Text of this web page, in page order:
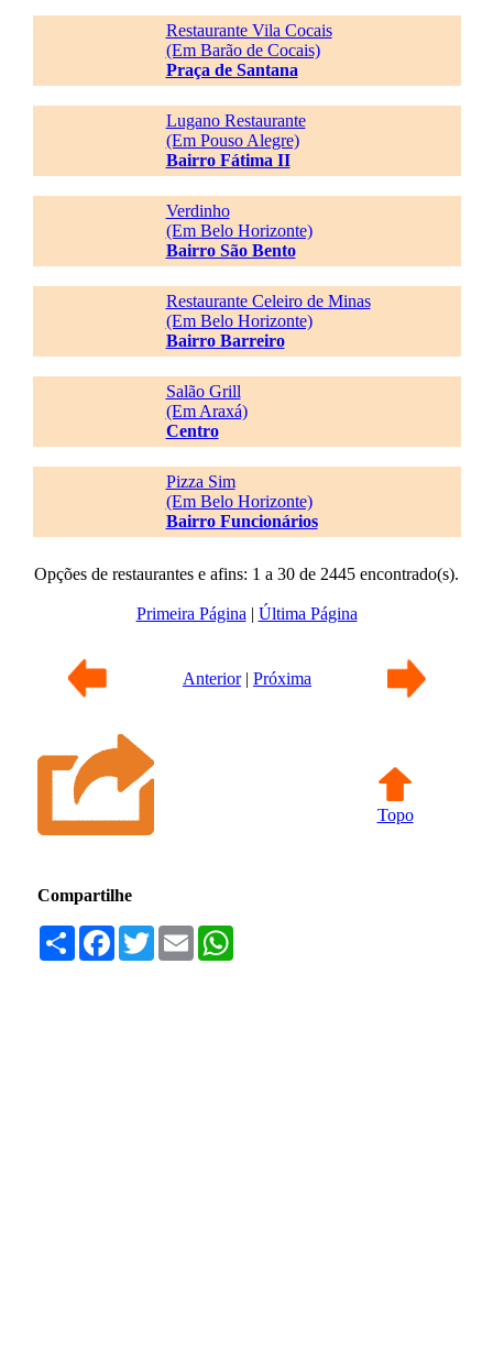
Restaurante Vila Cocais
(Em Barão de Cocais)
Praça de Santana
Lugano Restaurante
(Em Pouso Alegre)
Bairro Fátima II
Verdinho
(Em Belo Horizonte)
Bairro São Bento
Restaurante Celeiro de Minas
(Em Belo Horizonte)
Bairro Barreiro
Salão Grill
(Em Araxá)
Centro
Pizza Sim
(Em Belo Horizonte)
Bairro Funcionários
Opções de restaurantes e afins: 1 a 30 de 2445 encontrado(s).
Primeira Página | Última Página
Anterior| Próxima
Topo
Compartilhe
Compartilhar
Facebook
TwitterEmail